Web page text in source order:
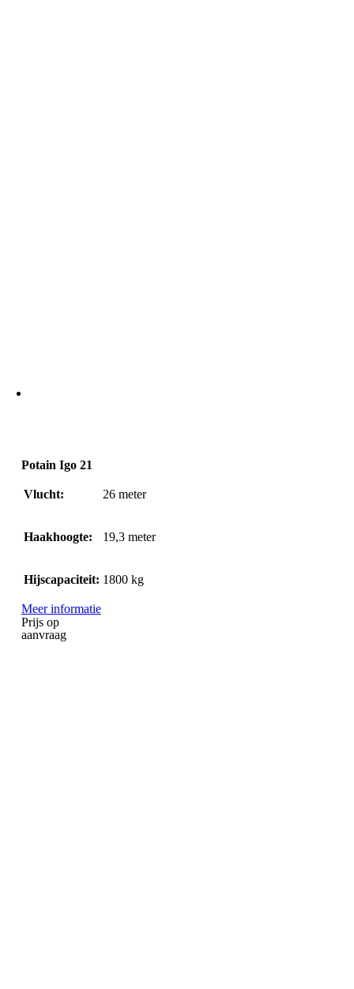
Potain Igo 21
Vlucht: 26meter
Haakhoogte: 19,3meter
Hijscapaciteit: 1800kg
Meer informatie
Prijs op
aanvraag